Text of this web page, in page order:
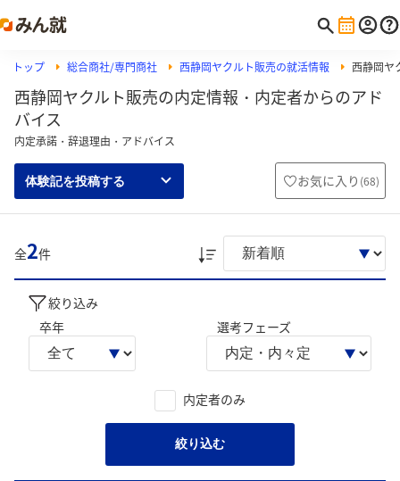
トップ 総合商社/専門商社 西静岡ヤクルト販売の就活情報 西静岡ヤ
西静岡ヤクルト販売の内定情報・内定者からのアド
バイス
内定承諾・辞退理由・アドバイス
体験記を投稿する お気に入り (68)
全2件
絞り込み
卒年
選考フェーズ
内定者のみ
絞り込む